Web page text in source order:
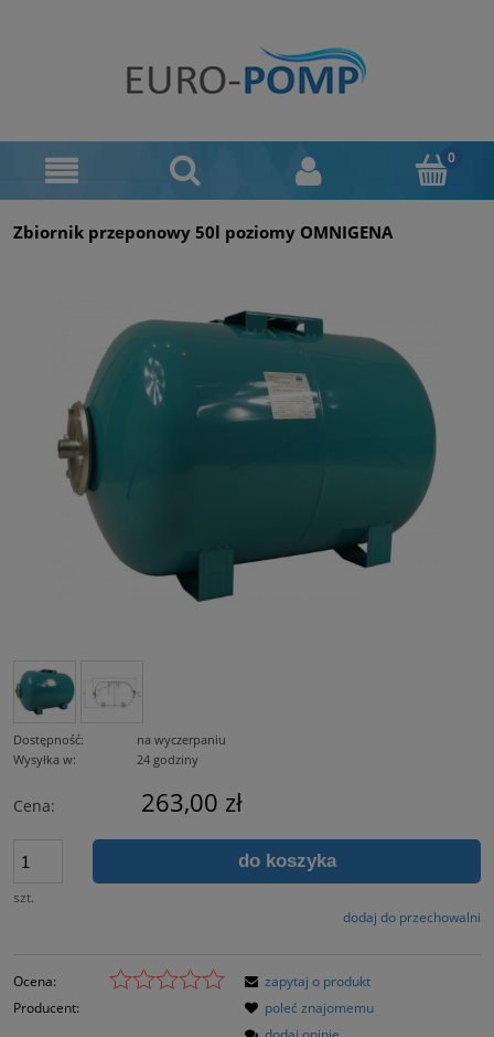
Zbiornik przeponowy 50l poziomy OMNIGENA
Dostępność:
na wyczerpaniu
Wysyłka w:
24 godziny
Cena: 263,00 zł
szt.
do koszyka
dodaj do przechowalni
Ocena:
Producent:
zapytaj o produkt
poleć znajomemu